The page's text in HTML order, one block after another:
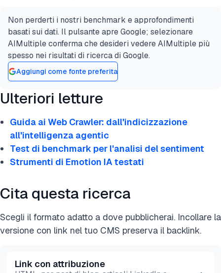
Non perderti i nostri benchmark e approfondimenti
basati sui dati. Il pulsante apre Google; selezionare
AIMultiple conferma che desideri vedere AIMultiple più
spesso nei risultati di ricerca di Google.
Aggiungi come fonte preferita
Ulteriori letture
Guida ai Web Crawler: dall'indicizzazione
all'intelligenza agentic
Test di benchmark per l'analisi del sentiment
Strumenti di Emotion IA testati
Cita questa ricerca
Scegli il formato adatto a dove pubblicherai. Incollare la
versione con link nel tuo CMS preserva il backlink.
Link con attribuzione